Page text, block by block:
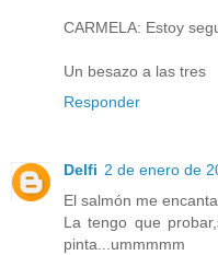
CARMELA: Estoy
Un besazo a las tres
Responder
Delfi 2 de enero de
El salmón me
La tengo que
pinta...ummmmm